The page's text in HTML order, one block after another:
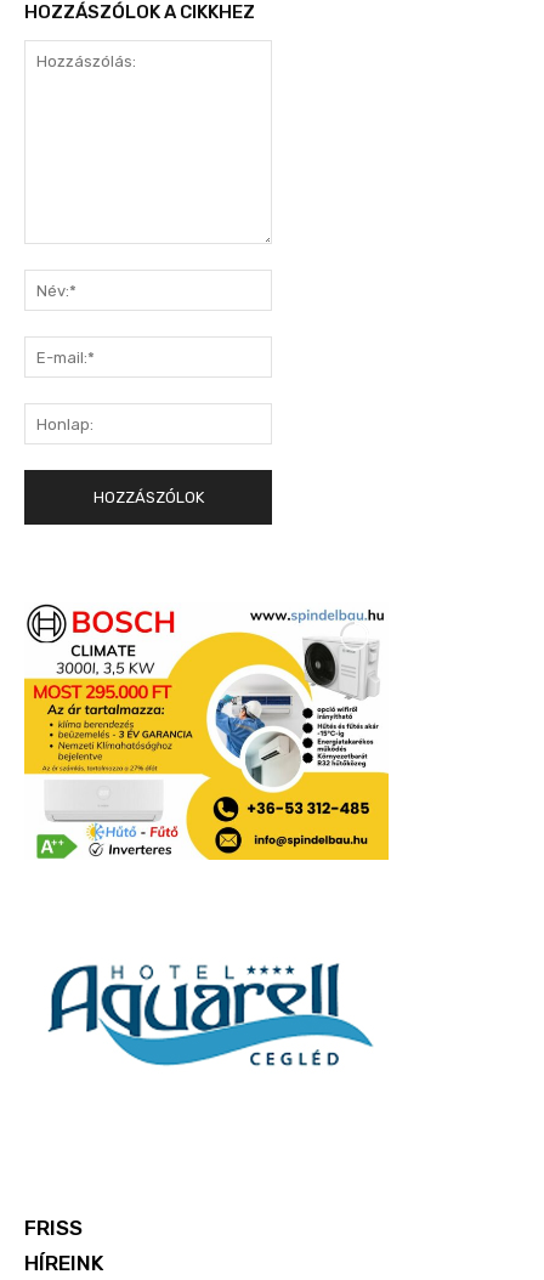
HOZZÁSZÓLOK A CIKKHEZ
mail:*
FRISS
HÍREINK